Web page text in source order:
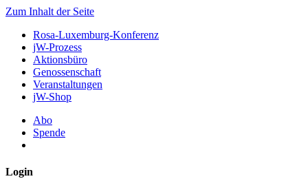
Zum Inhalt der Seite
Rosa-Luxemburg-Konferenz
jW-Prozess
Aktionsbüro
Genossenschaft
Veranstaltungen
jW-Shop
Abo
Spende
Login